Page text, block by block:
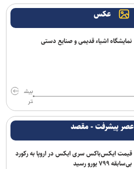
عکس
نمایشگاه اشیاء قدیمی و صنایع دستی
بیش
تر
عصر پیشرفت - مقصد
قیمت ایکس‌باکس سری ایکس در اروپا به رکورد
بی‌سابقه ۷۹۹ یورو رسید